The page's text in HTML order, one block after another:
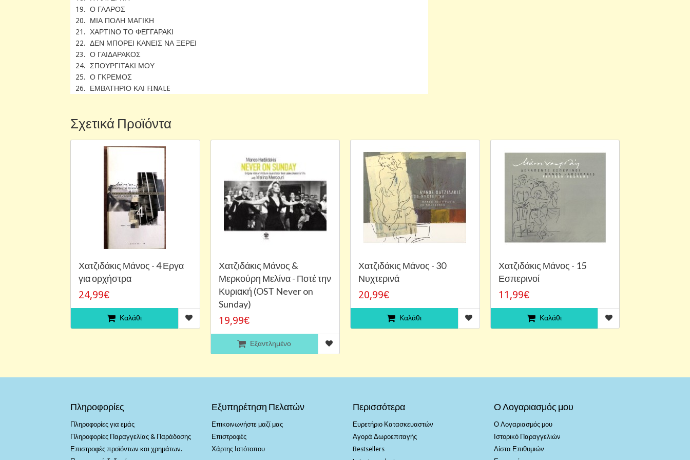
19. Ο ΓΛΑΡΟΣ
20. ΜΙΑ ΠΟΛΗ ΜΑΓΙΚΗ
21. ΧΑΡΤΙΝΟ ΤΟ ΦΕΓΓΑΡΑΚΙ
22. ΔΕΝ ΜΠΟΡΕΙ ΚΑΝΕΙΣ ΝΑ ΞΕΡΕΙ
23. Ο ΓΑΙΔΑΡΑΚΟΣ
24. ΣΠΟΥΡΓΙΤΑΚΙ ΜΟΥ
25. Ο ΓΚΡΕΜΟΣ
26. ΕΜΒΑΤΗΡΙΟ ΚΑΙ FINALE
Σχετικά Προϊόντα
Χατζιδάκις Μάνος - 4 Εργα
για ορχήστρα
24,99€
Καλάθι
Χατζιδάκις Μάνος &
Μερκούρη Μελίνα - Ποτέ την
Κυριακή (OST Never on
Sunday)
19,99€
Εξαντλημένο
Χατζιδάκις Μάνος - 30
Νυχτερινά
20,99€
Καλάθι
Χατζιδάκις Μάνος - 15
Εσπερινοί
11,99€
Καλάθι
Πληροφορίες
Πληροφορίες για εμάς
Πληροφορίες Παραγγελίας & Παράδοσης
Επιστροφές προϊόντων και χρημάτων.
Εξυπηρέτηση Πελατών
Επικοινωνήστε μαζί μας
Επιστροφές
Χάρτης Ιστότοπου
Περισσότερα
Ευρετήριο Κατασκευαστών
Αγορά Δωροεπιταγής
Bestsellers
Ο Λογαριασμός μου
Ο Λογαριασμός μου
Ιστορικό Παραγγελιών
Λίστα Επιθυμιών